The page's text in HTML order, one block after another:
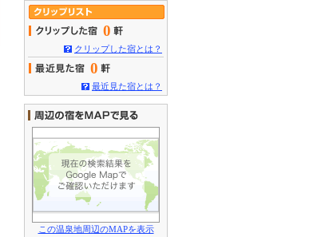
0
クリップした宿とは？
0
最近見た宿とは？
この温泉地周辺のMAPを表示